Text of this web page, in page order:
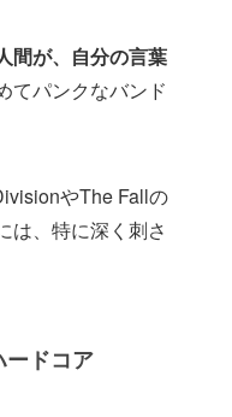
間が、自分の言葉
てパンクなバンド
やThe Fallの
は、特に深く刺さ
ドコア